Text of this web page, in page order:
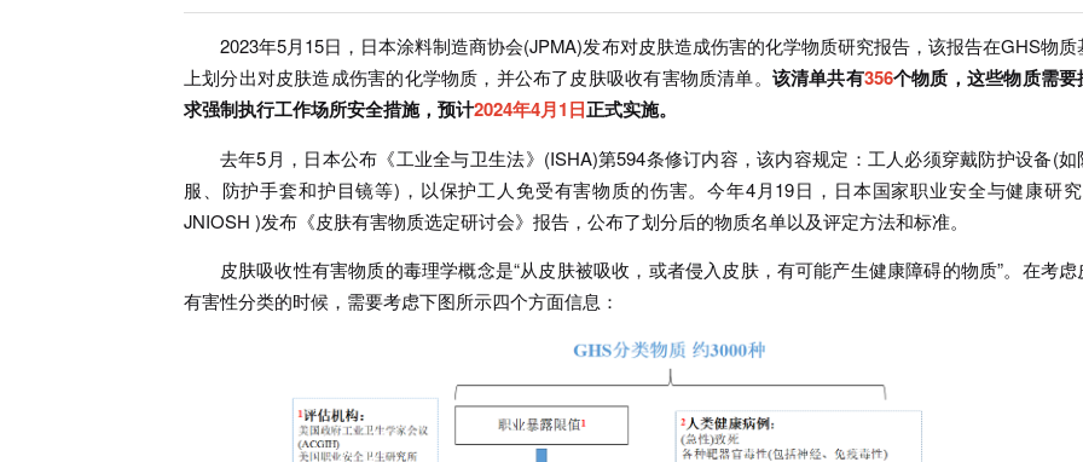
2023年5月15日，日本涂料制造商协会(JPMA)发布对皮肤造成伤害的化学物质研究报告，该报告在GHS物质
上划分出对皮肤造成伤害的化学物质，并公布了皮肤吸收有害物质清单。 该清单共有356个物质，这些物质需要
求强制执行工作场所安全措施，预计2024年4月1日正式实施。
去年5月，日本公布《工业全与卫生法》(ISHA)第594条修订内容，该内容规定：工人必须穿戴防护设备(如
服、防护手套和护目镜等)，以保护工人免受有害物质的伤害。今年4月19日，日本国家职业安全与健康研
JNIOSH )发布《皮肤有害物质选定研讨会》报告，公布了划分后的物质名单以及评定方法和标准。
皮肤吸收性有害物质的毒理学概念是“从皮肤被吸收，或者侵入皮肤，有可能产生健康障碍的物质”。在考虑
有害性分类的时候，需要考虑下图所示四个方面信息：